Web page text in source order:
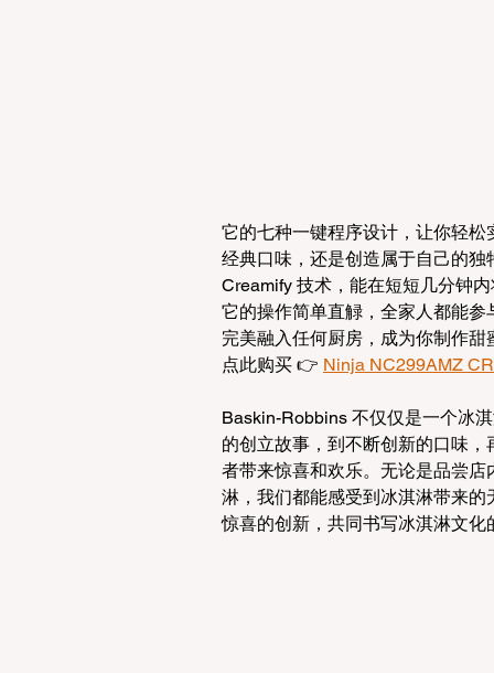
它的七种一键程序设计，让你轻
经典口味，还是创造属于自己的
Creamify 技术，能在短短几分钟
它的操作简单直觮，全家人都能
完美融入任何厨房，成为你制作甜
点此购买 👉 Ninja NC299AMZ
Baskin-Robbins 不仅仅是一个冰
的创立故事，到不断创新的口味
者带来惊喜和欢乐。无论是品尝
淋，我们都能感受到冰淇淋带来
惊喜的创新，共同书写冰淇淋文化